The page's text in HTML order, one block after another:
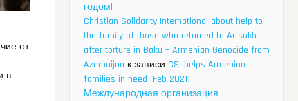
от
в
годом!
Christian Solidarity International about help to
the family of those who returned to Artsakh
after torture in Baku – Armenian Genocide from
Azerbaijan к записи CSI helps Armenian
families in need (Feb 2021)
Международная организация